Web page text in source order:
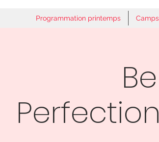
Programmation printemps